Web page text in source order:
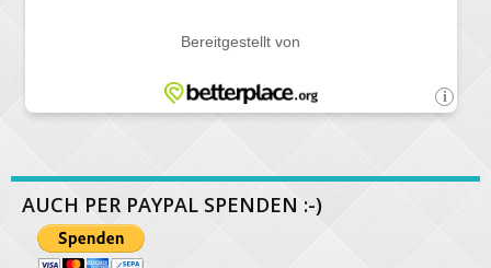
AUCH PER PAYPAL SPENDEN :-)